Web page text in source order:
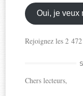
ici
Oui, je veux
Rejoignez les 2
Chers lecteurs,